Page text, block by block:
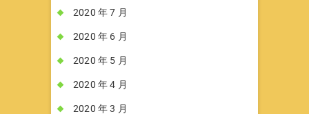
2020 年 7 月
2020 年 6 月
2020 年 5 月
2020 年 4 月
2020 年 3 月